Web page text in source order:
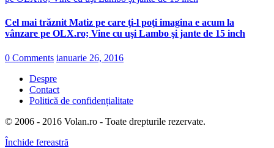
Cel mai trăznit Matiz pe care ţi-l poţi imagina e acum la
vânzare pe OLX.ro; Vine cu uşi Lambo şi jante de 15 inch
0 Comments ianuarie 26, 2016
Despre
Contact
Politică de confidențialitate
© 2006 - 2016 Volan.ro - Toate drepturile rezervate.
Închide fereastră